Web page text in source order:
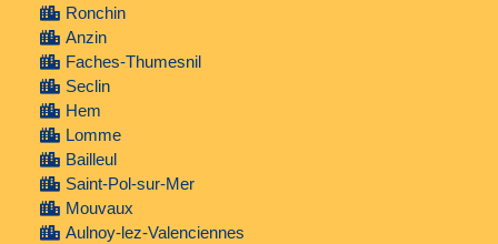
Ronchin
Anzin
Faches-Thumesnil
Seclin
Hem
Lomme
Bailleul
Saint-Pol-sur-Mer
Mouvaux
Aulnoy-lez-Valenciennes